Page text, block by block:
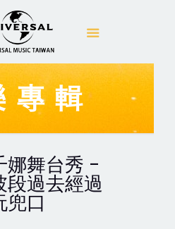
專輯
娜舞台秀 -
段過去經過
兜口